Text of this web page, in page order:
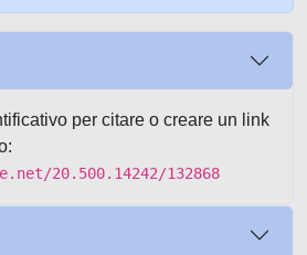
per citare o creare un link
20.500.14242/132868